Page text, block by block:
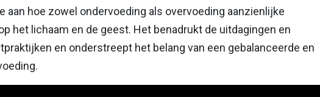
aan hoe zowel ondervoeding als overvoeding aanzienlijke
het lichaam en de geest. Het benadrukt de uitdagingen en
en onderstreept het belang van een gebalanceerde en